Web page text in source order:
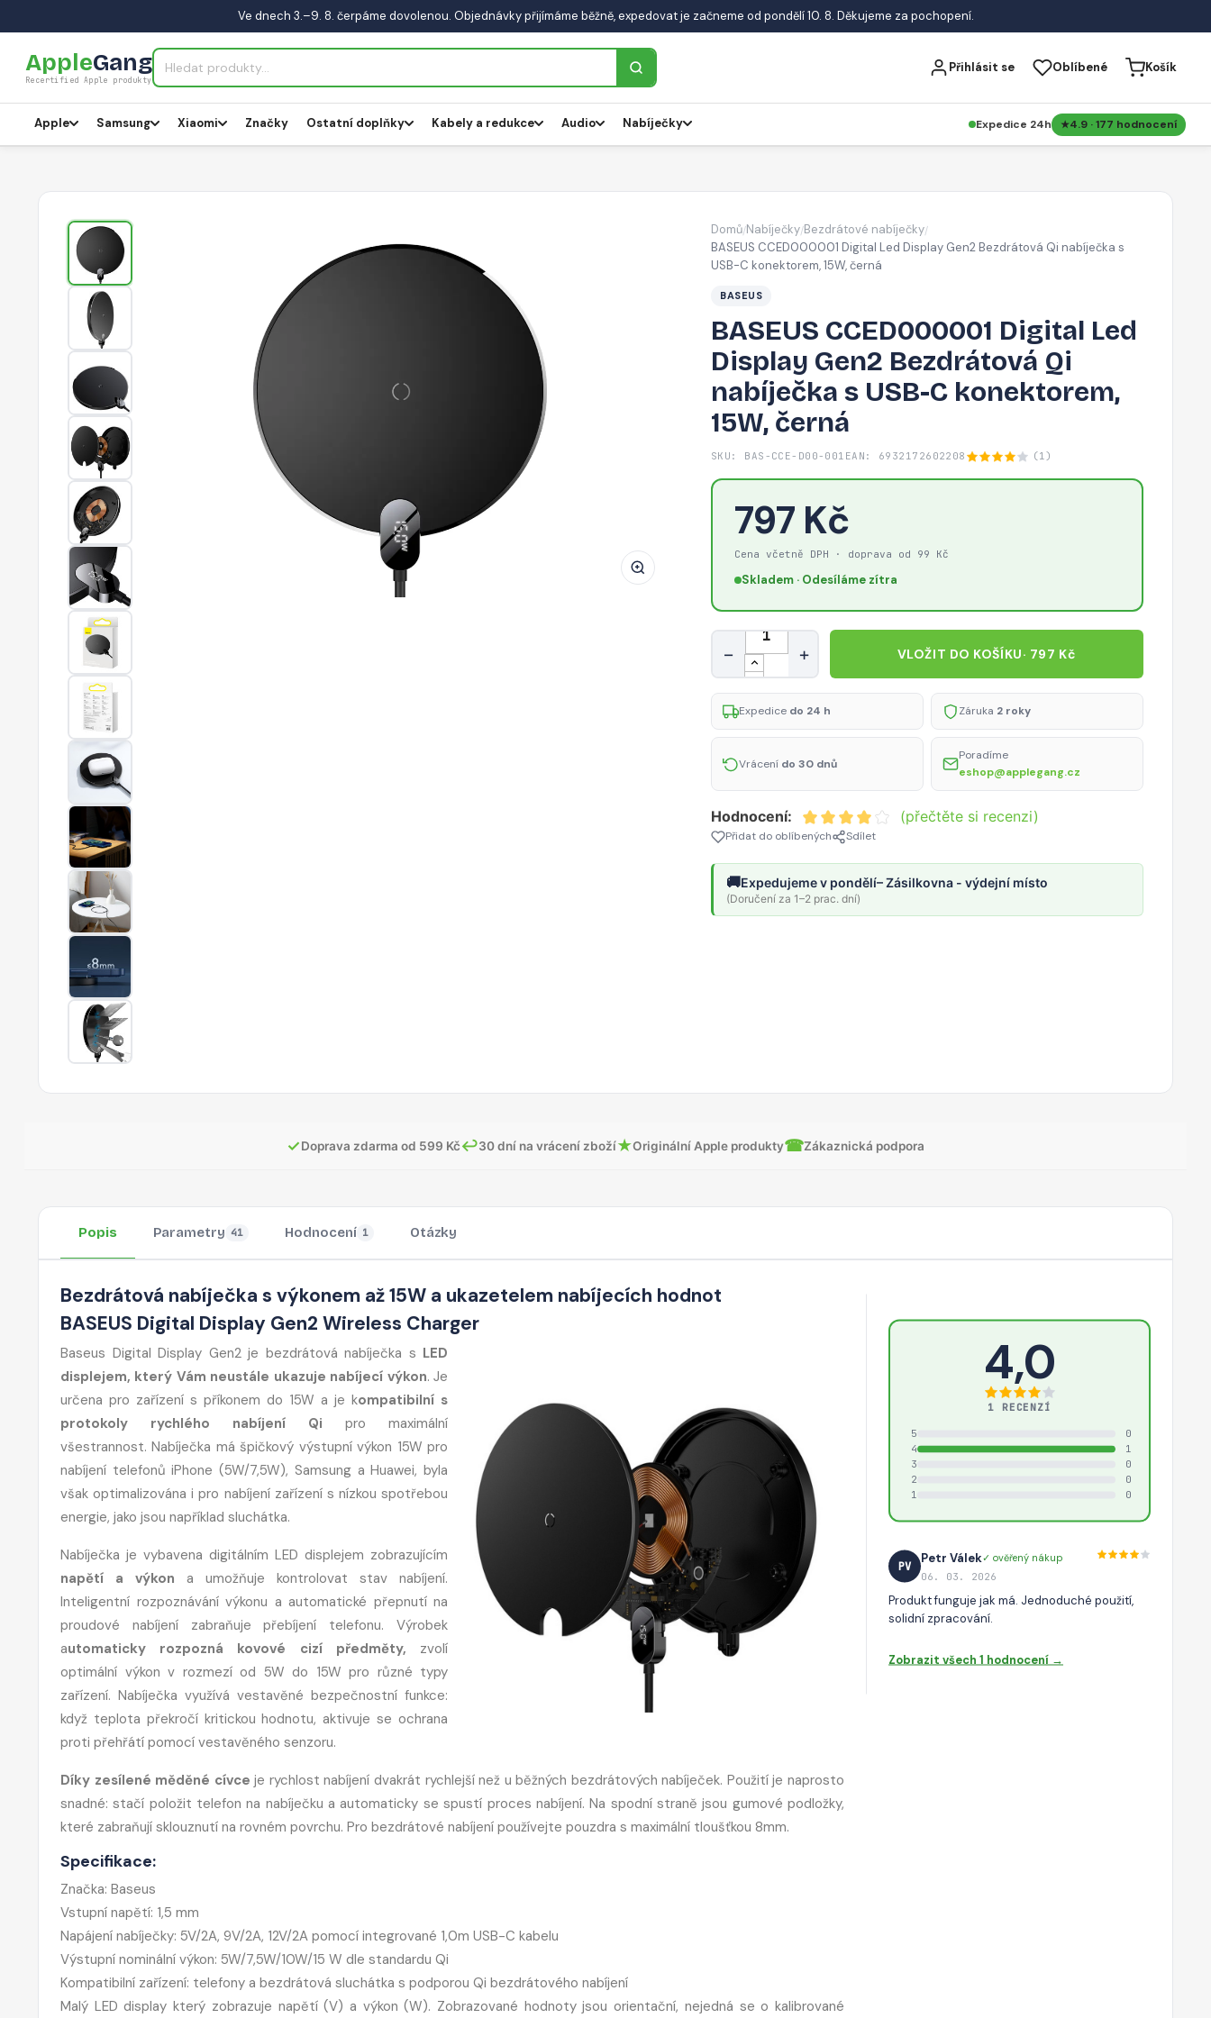
Ve dnech 3.–9. 8. čerpáme dovolenou. Objednávky přijímáme běžně, expedovat je začneme od pondělí 10. 8. Děkujeme za pochopení.
AppleGang
Recertified Apple produkty
Přihlásit se Oblíbené Košík
Apple Samsung Xiaomi Značky Ostatní doplňky Kabely a redukce Audio Nabíječky Expedice 24h 4.9 · 177 hodnocení
Display
Gen2
Bezdrátová
Qi
nabíječka
Domů/Nabíječky/Bezdrátové nabíječky/
BASEUS CCED000001 Digital Led Display Gen2 Bezdrátová Qi nabíječka s
USB-C konektorem, 15W, černá
BASEUS
BASEUS CCED000001 Digital Led
Display Gen2 Bezdrátová Qi
nabíječka s USB-C konektorem,
15W, černá
SKU: BAS-CCE-D00-001 EAN: 6932172602208 (1)
797 Kč
Cena včetně DPH · doprava od 99 Kč
Skladem · Odesíláme zítra
Množství
− + VLOŽIT DO KOŠÍKU· 797 Kč
Expedice do 24 h Záruka 2 roky
Vrácení do 30 dnů
Poradíme
eshop@applegang.cz
Hodnocení: (přečtěte si recenzi)
Přidat do oblíbených Sdílet
🚚Expedujeme v pondělí– Zásilkovna - výdejní místo
(Doručení za 1–2 prac. dní)
✓Doprava zdarma od 599 Kč↩30 dní na vrácení zboží★Originální Apple produkty☎Zákaznická podpora
Popis Parametry 41 Hodnocení 1 Otázky
Bezdrátová nabíječka s výkonem až 15W a ukazetelem nabíjecích hodnot
BASEUS Digital Display Gen2 Wireless Charger
Baseus Digital Display Gen2 je bezdrátová nabíječka s LED
displejem, který Vám neustále ukazuje nabíjecí výkon. Je
určena pro zařízení s příkonem do 15W a je kompatibilní s
protokoly rychlého nabíjení Qi pro maximální
všestrannost. Nabíječka má špičkový výstupní výkon 15W pro
nabíjení telefonů iPhone (5W/7,5W), Samsung a Huawei, byla
však optimalizována i pro nabíjení zařízení s nízkou spotřebou
energie, jako jsou například sluchátka.
Nabíječka je vybavena digitálním LED displejem zobrazujícím
napětí a výkon a umožňuje kontrolovat stav nabíjení.
Inteligentní rozpoznávání výkonu a automatické přepnutí na
proudové nabíjení zabraňuje přebíjení telefonu. Výrobek
automaticky rozpozná kovové cizí předměty, zvolí
optimální výkon v rozmezí od 5W do 15W pro různé typy
zařízení. Nabíječka využívá vestavěné bezpečnostní funkce:
když teplota překročí kritickou hodnotu, aktivuje se ochrana
proti přehřátí pomocí vestavěného senzoru.
Díky zesílené měděné cívce je rychlost nabíjení dvakrát rychlejší než u běžných bezdrátových nabíječek. Použití je naprosto
snadné: stačí položit telefon na nabíječku a automaticky se spustí proces nabíjení. Na spodní straně jsou gumové podložky,
které zabraňují sklouznutí na rovném povrchu. Pro bezdrátové nabíjení používejte pouzdra s maximální tloušťkou 8mm.
Specifikace:
Značka: Baseus
Vstupní napětí: 1,5 mm
Napájení nabíječky: 5V/2A, 9V/2A, 12V/2A pomocí integrované 1,0m USB-C kabelu
Výstupní nominální výkon: 5W/7,5W/10W/15 W dle standardu Qi
Kompatibilní zařízení: telefony a bezdrátová sluchátka s podporou Qi bezdrátového nabíjení
Malý LED display který zobrazuje napětí (V) a výkon (W). Zobrazované hodnoty jsou orientační, nejedná se o kalibrované
4,0
1 RECENZÍ
5
0
4
1
3
0
2
0
1
0
PV
Petr Válek✓ ověřený nákup
06. 03. 2026
Produkt funguje jak má. Jednoduché použití,
solidní zpracování.
Zobrazit všech 1 hodnocení →